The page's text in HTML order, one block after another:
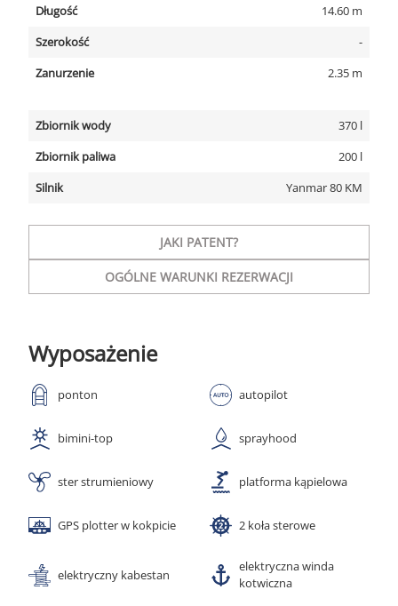
Długość
14.60 m
Szerokość
-
Zanurzenie
2.35 m
Zbiornik wody
370 l
Zbiornik paliwa
200 l
Silnik
Yanmar 80 KM
JAKI PATENT?
OGÓLNE WARUNKI REZERWACJI
Wyposażenie
ponton autopilot
bimini-top sprayhood
ster strumieniowy platforma kąpielowa
GPS plotter w kokpicie 2 koła sterowe
elektryczny kabestan
elektryczna winda
kotwiczna